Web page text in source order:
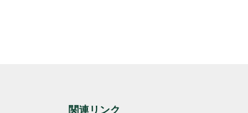
関連リンク